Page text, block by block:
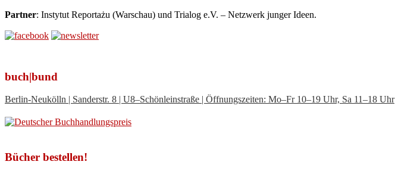
Partner: Instytut Reportażu (Warschau) und Trialog e.V. – Netzwerk junger Ideen.
buch|bund
Berlin-Neukölln | Sanderstr. 8 | U8–Schönleinstraße | Öffnungszeiten: Mo–Fr 10–19 Uhr, Sa 11–18 Uhr
Bücher bestellen!